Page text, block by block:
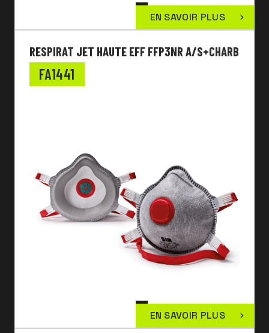
EN SAVOIR PLUS
RESPIRAT JET HAUTE EFF FFP3NR A/S+CHARB
FA1441
EN SAVOIR PLUS